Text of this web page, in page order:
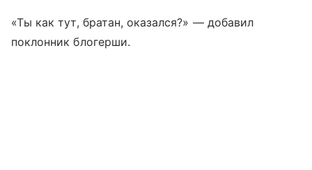
«Ты как тут, братан, оказался?» — добавил
поклонник блогерши.